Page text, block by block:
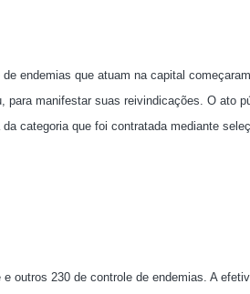
endemias que atuam na capital
para manifestar suas reivindicações. O ato
categoria que foi contratada mediante
outros 230 de controle de endemias. A